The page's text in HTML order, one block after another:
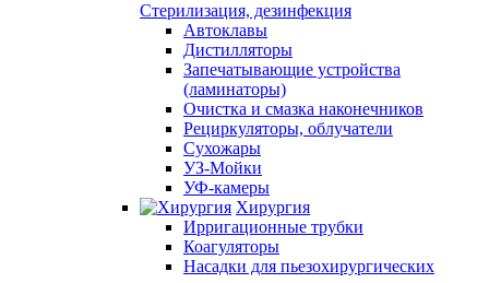
Стерилизация, дезинфекция
Автоклавы
Дистилляторы
Запечатывающие устройства
(ламинаторы)
Очистка и смазка наконечников
Рециркуляторы, облучатели
Сухожары
УЗ-Мойки
УФ-камеры
Хирургия
Ирригационные трубки
Коагуляторы
Насадки для пьезохирургических